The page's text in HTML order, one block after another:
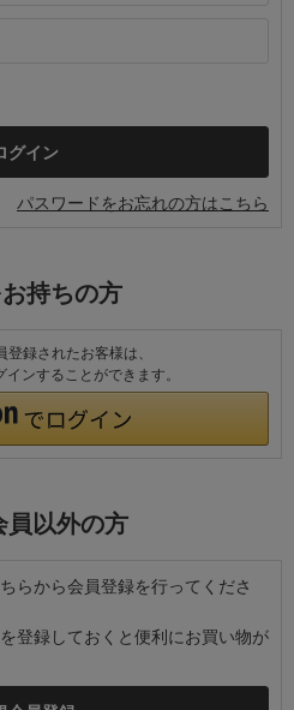
パスワードをお忘れの方はこちら
持ちの方
録されたお客様は、
ンすることができます。
員以外の方
らから会員登録を行ってくださ
登録しておくと便利にお買い物が